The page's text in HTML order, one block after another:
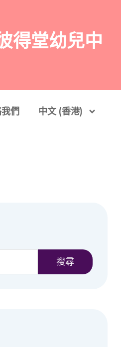
得堂幼兒中
們 中文 (香港)
搜尋